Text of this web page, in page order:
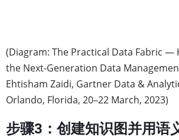
(Diagram: The Practical Data Fabric —
the Next-Generation Data
Ehtisham Zaidi, Gartner Data &
Orlando, Florida, 20–22 March, 2023)
步骤3：创建知识图并用语